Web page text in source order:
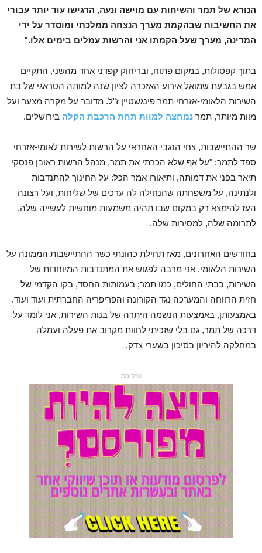
הנורא של תמר והשיחות עם מוישה ונעה, הדגישו עוד יותר עבורי
את החשיבות שבהקמת מערך הנצחה ממלכתי ומוסדר על ידי
המדינה, מערך שעל הקמתו אני והרשות עמלים בימים אלו."
בתוך קפסולות, במקום פתוח, ובריחוק קפדני אחד מהשני, התקיים
אמש בגבעת שמואל אירוע האזכרה לציון שנה למותה הטראגי של בת
השירות הלאומי-אזרחי תמר פינגשטיין ז"ל. מדובר על מקרה מצער ועל
מוות מיותר, תמר נמחצה למוות תחת הרכבת הקלה בירושלים.
שר ההתיישבות, צחי הנגבי האחראי על הרשות לשירות לאומי-אזרחי
ספד לתמר: "על אף שלא הכרתי את תמר, מנהל הרשות ראובן פנסקי
תיאר בפני את דמותה, ותיאורו אמר הכל: על החינוך להתנדבות
ולנתינה, על משפחתה שהנחילה לה ערכים של שליחות, ועל רצונה
העז להימצא רק במקום שבו תהיה משמעות מוחשית לעשייה שלה,
לתרומה שלה, למסירות שלה.
בחודשים האחרונים, מאז תחילת כהונתי כשר ההתיישבות הממונה על
השירות הלאומי, אני מרבה לפגוש את המתנדבות המיוחדות של
השירות, בבתי החולים, כמו תמר; בעמותות החסד, בקו הקדמי של
חזית הרווחה והמערכה נגד הקורונה והפריפריה החברתית ועוד ועוד.
באמצעותן, באמצעות הנשמה היתרה של בנות השירות, אני לומד על
דרכה של תמר, גם בלי שזכיתי לחוות מקרוב את פעלה ועמלה
במחלקה להיריון בסיכון בשערי צדק.
- פרסומת -